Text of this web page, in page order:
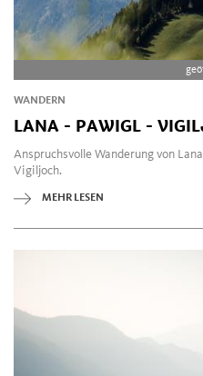
WANDERN
LANA - PAWIGL -
Anspruchsvolle Wanderung von
Vigiljoch.
MEHR LESEN